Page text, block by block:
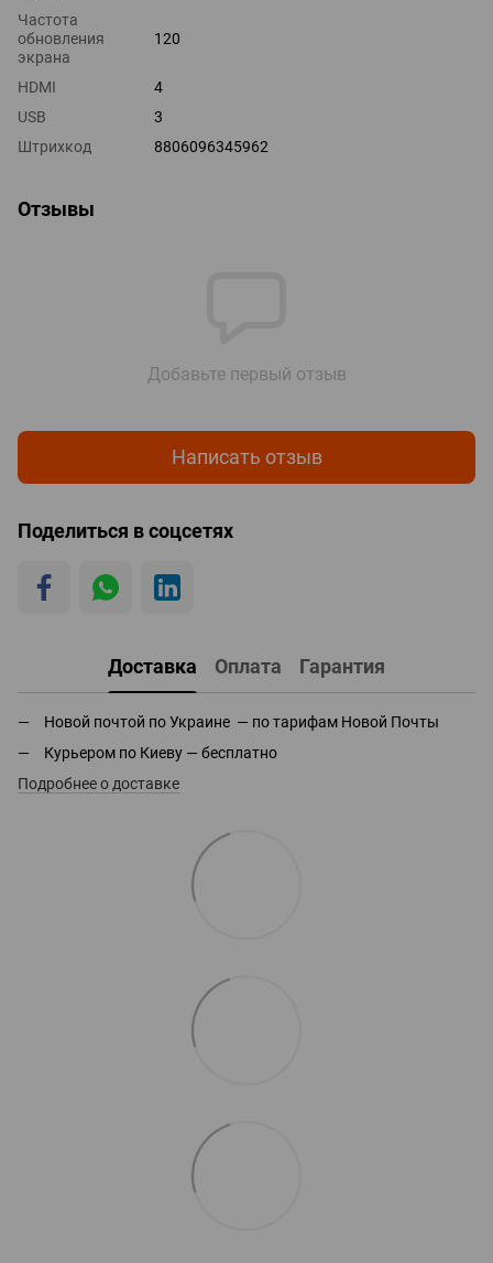
Частота
обновления
экрана
120
HDMI
4
USB
3
Штрихкод
8806096345962
Отзывы
Добавьте первый отзыв
Написать отзыв
Поделиться в соцсетях
Доставка Оплата Гарантия
Новой почтой по Украине — по тарифам Новой Почты
Курьером по Киеву — бесплатно
Подробнее о доставке